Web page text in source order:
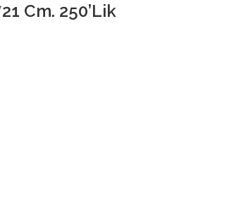
Cm. 250’Lik